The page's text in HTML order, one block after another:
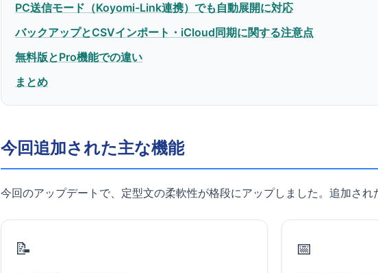
PC送信モード（Koyomi-Link連携）でも自動展開に対応
バックアップとCSVインポート・iCloud同期に関する注意点
無料版とPro機能での違い
まとめ
今回追加された主な機能
今回のアップデートで、定型文の柔軟性が格段にアップしました。追加され
📝 📅